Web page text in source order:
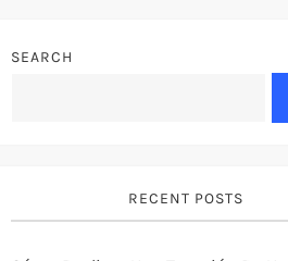
SEARCH
RECENT POSTS